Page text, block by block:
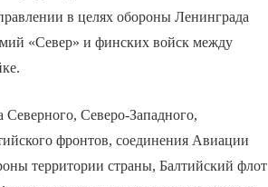
в целях обороны Ленинграда
«Север» и финских войск между
Северного, Северо-Западного,
фронтов, соединения Авиации
территории страны, Балтийский флот